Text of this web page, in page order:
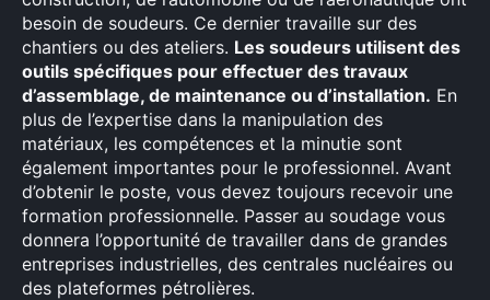
besoin de soudeurs. Ce dernier travaille sur des
chantiers ou des ateliers. Les soudeurs utilisent des
outils spécifiques pour effectuer des travaux
d’assemblage, de maintenance ou d’installation. En
plus de l’expertise dans la manipulation des
matériaux, les compétences et la minutie sont
également importantes pour le professionnel. Avant
d’obtenir le poste, vous devez toujours recevoir une
formation professionnelle. Passer au soudage vous
donnera l’opportunité de travailler dans de grandes
entreprises industrielles, des centrales nucléaires ou
des plateformes pétrolières.